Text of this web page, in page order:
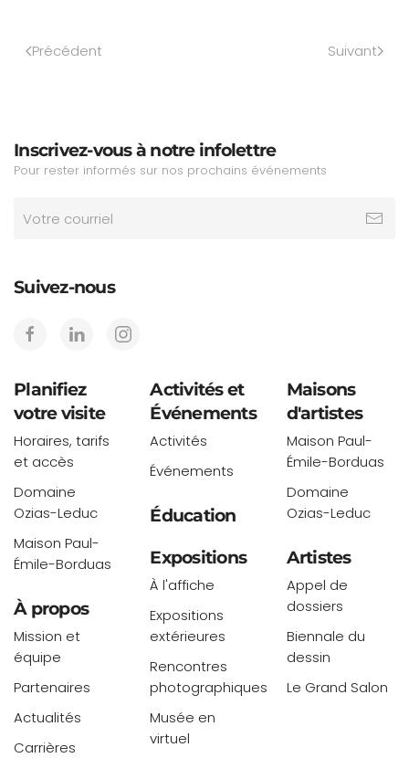
Précédent Suivant
Inscrivez-vous à notre infolettre
Pour rester informés sur nos prochains événements
Suivez-nous
Planifiez
votre visite
Horaires, tarifs
et accès
Domaine
Ozias-Leduc
Maison Paul-
Émile-Borduas
À propos
Mission et
équipe
Partenaires
Actualités
Carrières
Activités et
Événements
Activités
Événements
Éducation
Expositions
À l'affiche
Expositions
extérieures
Rencontres
photographiques
Musée en
virtuel
Maisons
d'artistes
Maison Paul-
Émile-Borduas
Domaine
Ozias-Leduc
Artistes
Appel de
dossiers
Biennale du
dessin
Le Grand Salon